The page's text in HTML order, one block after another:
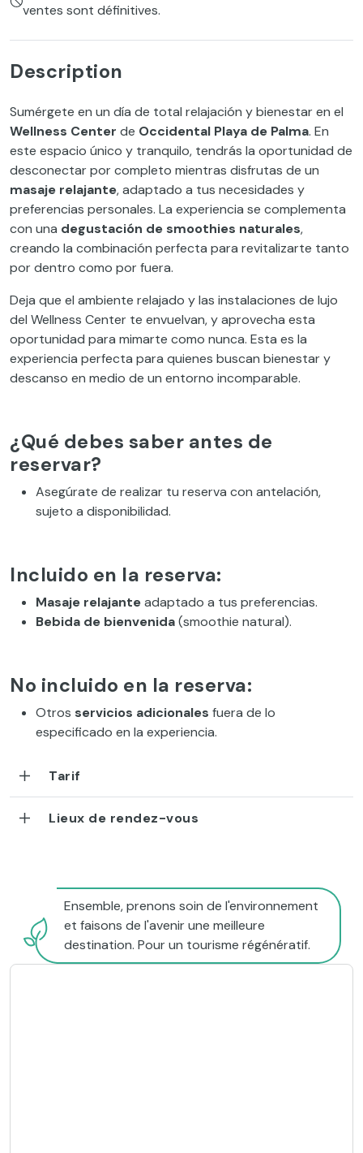
ventes sont définitives.
Description
Sumérgete en un día de total relajación y bienestar en el
Wellness Center de Occidental Playa de Palma. En
este espacio único y tranquilo, tendrás la oportunidad de
desconectar por completo mientras disfrutas de un
masaje relajante, adaptado a tus necesidades y
preferencias personales. La experiencia se complementa
con una degustación de smoothies naturales,
creando la combinación perfecta para revitalizarte tanto
por dentro como por fuera.
Deja que el ambiente relajado y las instalaciones de lujo
del Wellness Center te envuelvan, y aprovecha esta
oportunidad para mimarte como nunca. Esta es la
experiencia perfecta para quienes buscan bienestar y
descanso en medio de un entorno incomparable.
¿Qué debes saber antes de
reservar?
Asegúrate de realizar tu reserva con antelación,
sujeto a disponibilidad.
Incluido en la reserva:
Masaje relajanteadaptado a tus preferencias.
Bebida de bienvenida(smoothie natural).
No incluido en la reserva:
Otros servicios adicionales fuera de lo
especificado en la experiencia.
Tarif
Lieux de rendez-vous
Ensemble, prenons soin de l'environnement
et faisons de l'avenir une meilleure
destination. Pour un tourisme régénératif.